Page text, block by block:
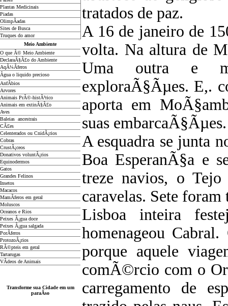
Plantas Medicinais
Piadas
OlimpÃ­adas
Sites de Busca
Truques do amor
Meio Ambiente
O que Ã© Meio Ambiente
DeclaraÃ§Ã£o do Ambiente
AqÃ¼Ã­feros
Ãgua o liquido precioso
AnfÃ­bios
Arvores
Animais PrÃ©-histÃ³rico
Animais em extinÃ§Ã£o
Aves
Baleias ancestrais
CÃ£es
Celenterados ou CnidÃ¡rios
Cobras
CrustÃ¡ceos
Donativos voluntÃ¡rios
Equinodermos
Gatos
Grandes Felinos
Insetos
Macacos
MamÃ­feros em geral
Moluscos
Oceanos e Rios
Peixes Ã¡gua doce
Peixes Ã¡gua salgada
PorÃ­feros
ProtozoÃ¡rios
RÃ©pteis em geral
Tartarugas
VÃ­deos de Animais
Transforme sua Cidade em um
paraÃ­so
tratados de paz.
A 16 de janeiro de
volta. Na altura de
Uma outra e
exploraÃ§Ãµes. E,.
aporta em
suas embarcaÃ§Ãµes.
A esquadra se junta
Boa EsperanÃ§a e
treze navios, o Tejo
caravelas. Sete foram
Lisboa inteira
homenageou
porque aquele
comÃ©rcio com o
carregamento de